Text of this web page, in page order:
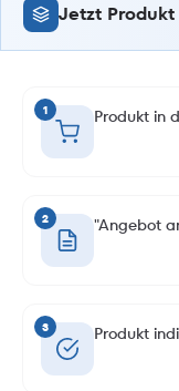
Jetzt
1 Produkt in
2 "Angebot
3 Produkt